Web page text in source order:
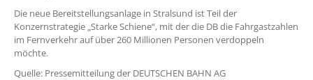
Die neue Bereitstellungsanlage in Stralsund ist Teil der
Konzernstrategie „Starke Schiene“, mit der die DB die Fahrgastzahlen
im Fernverkehr auf über 260 Millionen Personen verdoppeln
möchte.
Quelle: Pressemitteilung der DEUTSCHEN BAHN AG